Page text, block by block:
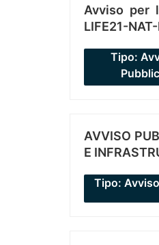
Avviso per
LIFE21-
Tipo:
AVVISO
E
Tipo: